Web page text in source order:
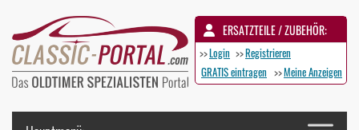
ERSATZTEILE / ZUBEHÖR:
>>Login >>Registrieren
GRATIS eintragen >>Meine Anzeigen